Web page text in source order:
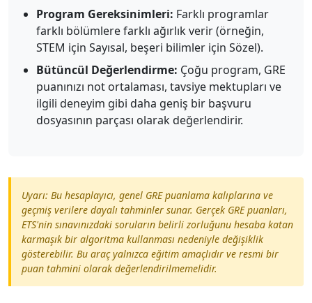
Program Gereksinimleri: Farklı programlar
farklı bölümlere farklı ağırlık verir (örneğin,
STEM için Sayısal, beşeri bilimler için Sözel).
Bütüncül Değerlendirme: Çoğu program, GRE
puanınızı not ortalaması, tavsiye mektupları ve
ilgili deneyim gibi daha geniş bir başvuru
dosyasının parçası olarak değerlendirir.
Uyarı: Bu hesaplayıcı, genel GRE puanlama kalıplarına ve
geçmiş verilere dayalı tahminler sunar. Gerçek GRE puanları,
ETS'nin sınavınızdaki soruların belirli zorluğunu hesaba katan
karmaşık bir algoritma kullanması nedeniyle değişiklik
gösterebilir. Bu araç yalnızca eğitim amaçlıdır ve resmi bir
puan tahmini olarak değerlendirilmemelidir.